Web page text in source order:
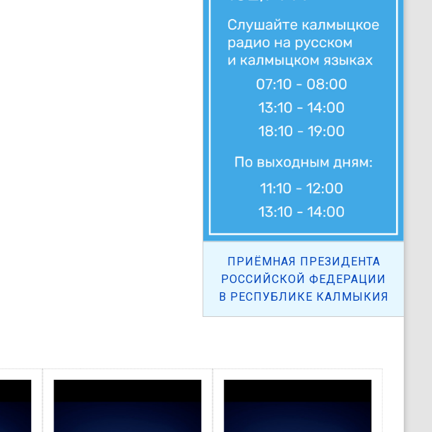
ПРИЁМНАЯ ПРЕЗИДЕНТА
РОССИЙСКОЙ ФЕДЕРАЦИИ
В РЕСПУБЛИКЕ КАЛМЫКИЯ